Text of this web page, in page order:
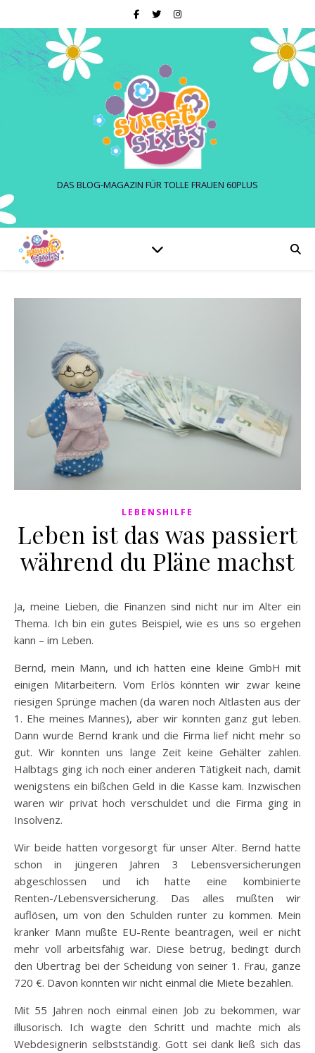
DAS BLOG-MAGAZIN FÜR TOLLE FRAUEN 60PLUS
LEBENSHILFE
Leben ist das was passiert
während du Pläne machst
Ja, meine Lieben, die Finanzen sind nicht nur im Alter ein
Thema. Ich bin ein gutes Beispiel, wie es uns so ergehen
kann – im Leben.
Bernd, mein Mann, und ich hatten eine kleine GmbH mit
einigen Mitarbeitern. Vom Erlös könnten wir zwar keine
riesigen Sprünge machen (da waren noch Altlasten aus der
1. Ehe meines Mannes), aber wir konnten ganz gut leben.
Dann wurde Bernd krank und die Firma lief nicht mehr so
gut. Wir konnten uns lange Zeit keine Gehälter zahlen.
Halbtags ging ich noch einer anderen Tätigkeit nach, damit
wenigstens ein bißchen Geld in die Kasse kam. Inzwischen
waren wir privat hoch verschuldet und die Firma ging in
Insolvenz.
Wir beide hatten vorgesorgt für unser Alter. Bernd hatte
schon in jüngeren Jahren 3 Lebensversicherungen
abgeschlossen und ich hatte eine kombinierte
Renten-/Lebensversicherung. Das alles mußten wir
auflösen, um von den Schulden runter zu kommen. Mein
kranker Mann mußte EU-Rente beantragen, weil er nicht
mehr voll arbeitsfähig war. Diese betrug, bedingt durch
den Übertrag bei der Scheidung von seiner 1. Frau, ganze
720 €. Davon konnten wir nicht einmal die Miete bezahlen.
Mit 55 Jahren noch einmal einen Job zu bekommen, war
illusorisch. Ich wagte den Schritt und machte mich als
Webdesignerin selbstständig. Gott sei dank ließ sich das